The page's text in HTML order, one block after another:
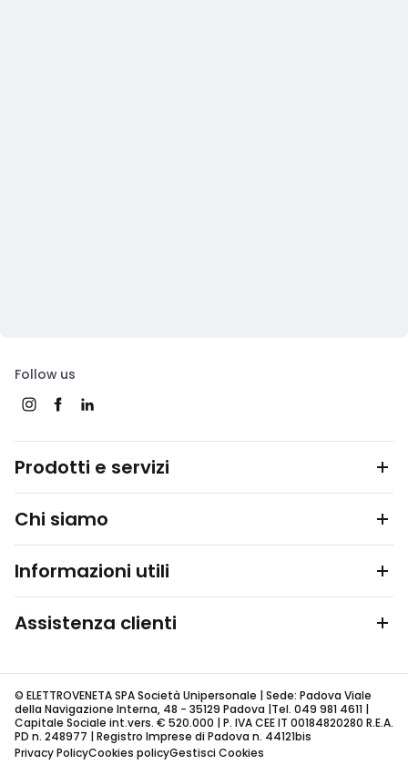
Follow us
Prodotti e servizi
Chi siamo
Informazioni utili
Assistenza clienti
© ELETTROVENETA SPA Società Unipersonale | Sede: Padova Viale
della Navigazione Interna, 48 - 35129 Padova |Tel. 049 981 4611 |
Capitale Sociale int.vers. € 520.000 | P. IVA CEE IT 00184820280 R.E.A.
PD n. 248977 | Registro Imprese di Padova n. 44121bis
Privacy PolicyCookies policyGestisci Cookies